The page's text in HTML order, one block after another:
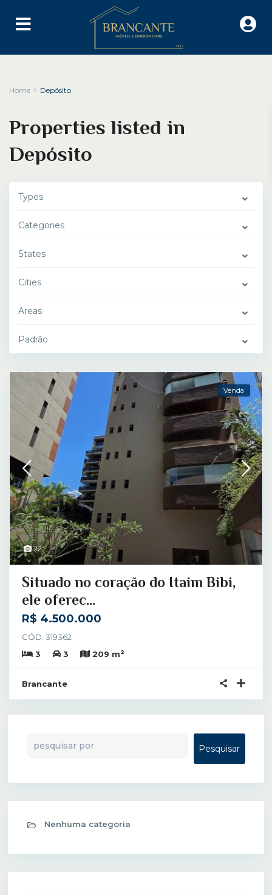
Home Depósito
Properties listed in
Depósito
Types
Categories
States
Cities
Areas
Padrão
22
Venda
Situado no coração do Itaim Bibi,
ele oferec...
R$ 4.500.000
CÓD. 319362
3
3 209 m2
Brancante
Pesquisar
Nenhuma categoria